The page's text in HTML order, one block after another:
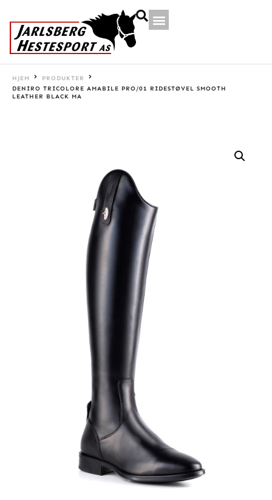
HJEM
PRODUKTER
DENIRO TRICOLORE AMABILE PRO/01 RIDESTØVEL SMOOTH
LEATHER BLACK MA